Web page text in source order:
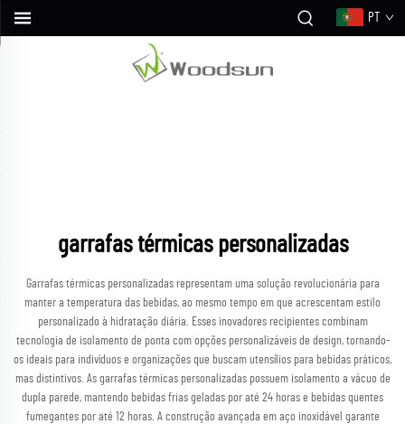
PT
garrafas térmicas personalizadas
Garrafas térmicas personalizadas representam uma solução revolucionária para
manter a temperatura das bebidas, ao mesmo tempo em que acrescentam estilo
personalizado à hidratação diária. Esses inovadores recipientes combinam
tecnologia de isolamento de ponta com opções personalizáveis de design, tornando-
os ideais para indivíduos e organizações que buscam utensílios para bebidas práticos,
mas distintivos. As garrafas térmicas personalizadas possuem isolamento a vácuo de
dupla parede, mantendo bebidas frias geladas por até 24 horas e bebidas quentes
fumegantes por até 12 horas. A construção avançada em aço inoxidável garante